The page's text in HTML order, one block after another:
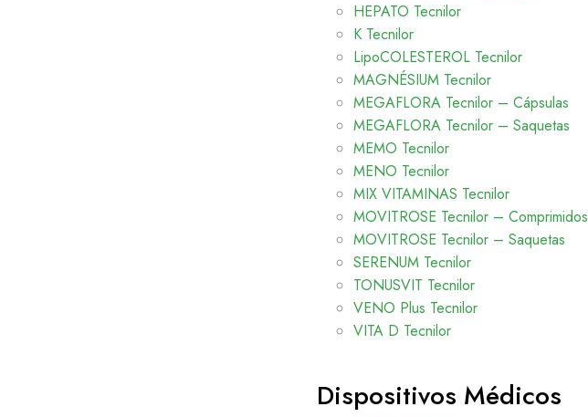
HEPATO Tecnilor
K Tecnilor
LipoCOLESTEROL Tecnilor
MAGNÉSIUM Tecnilor
MEGAFLORA Tecnilor – Cápsulas
MEGAFLORA Tecnilor – Saquetas
MEMO Tecnilor
MENO Tecnilor
MIX VITAMINAS Tecnilor
MOVITROSE Tecnilor – Comprimidos
MOVITROSE Tecnilor – Saquetas
SERENUM Tecnilor
TONUSVIT Tecnilor
VENO Plus Tecnilor
VITA D Tecnilor
Dispositivos Médicos